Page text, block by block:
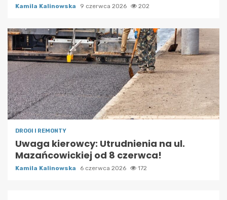
Kamila Kalinowska 9 czerwca 2026 202
DROGI I REMONTY
Uwaga kierowcy: Utrudnienia na ul.
Mazańcowickiej od 8 czerwca!
Kamila Kalinowska 6 czerwca 2026 172